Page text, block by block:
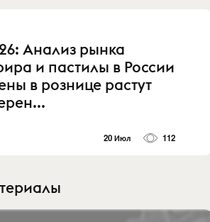
Анализ рынка
и пастилы в России
в рознице растут
20 Июл 112